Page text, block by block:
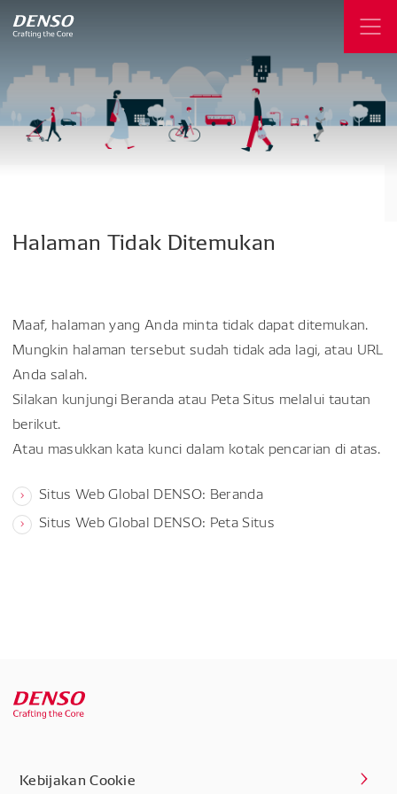
Halaman Tidak Ditemukan
Maaf, halaman yang Anda minta tidak dapat ditemukan.
Mungkin halaman tersebut sudah tidak ada lagi, atau URL
Anda salah.
Silakan kunjungi Beranda atau Peta Situs melalui tautan
berikut.
Atau masukkan kata kunci dalam kotak pencarian di atas.
Situs Web Global DENSO: Beranda
Situs Web Global DENSO: Peta Situs
Kebijakan Cookie